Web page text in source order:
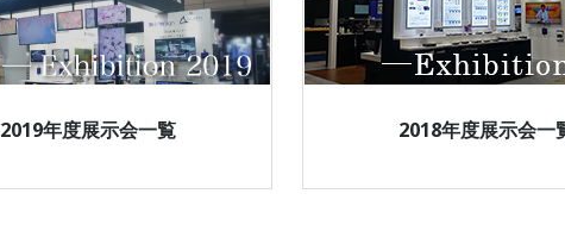
2019年度展示会一覧 2018年度展示会一